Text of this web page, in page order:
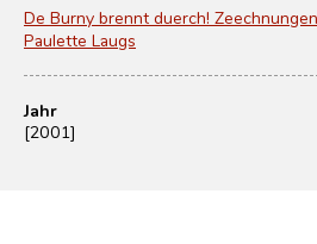
De Burny brennt duerch!
Paulette Laugs
Jahr
[2001]